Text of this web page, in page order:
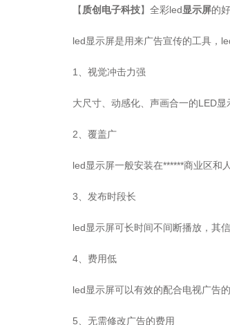
【 质创电子科技】全彩led显示屏的
led显示屏是用来广告宣传的工具，
1、视觉冲击力强
大尺寸、动感化、声画合一的LED
2、覆盖广
led显示屏一般安装在******商业区和
3、发布时段长
led显示屏可长时间不间断播放，其
4、费用低
led显示屏可以有效的配合电视广告
5、无需修改广告的费用